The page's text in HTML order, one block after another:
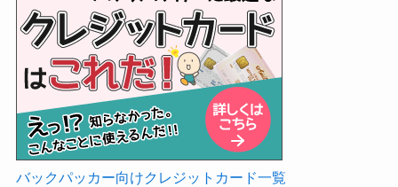
バックパッカー向けクレジットカード一覧